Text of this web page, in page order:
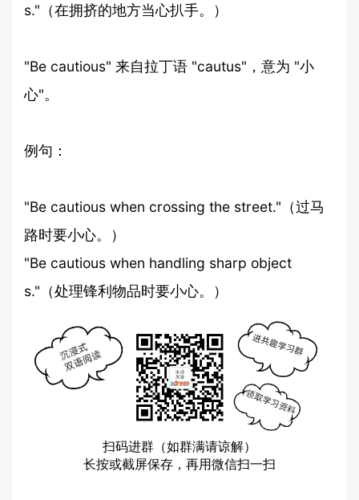
s."（在拥挤的地方当心扒手。）
"Be cautious" 来自拉丁语 "cautus"，意为 "小
心"。
例句：
"Be cautious when crossing the street."（过马
路时要小心。）
"Be cautious when handling sharp object
s."（处理锋利物品时要小心。）
扫码进群（如群满请谅解）
长按或截屏保存，再用微信扫一扫